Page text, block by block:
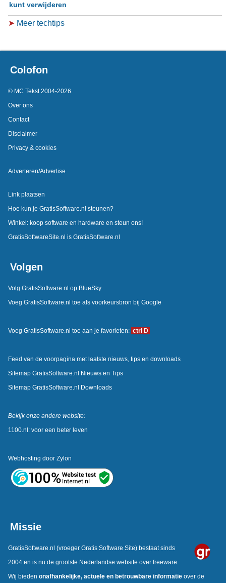
kunt verwijderen
➤ Meer techtips
Colofon
© MC Tekst 2004-2026
Over ons
Contact
Disclaimer
Privacy & cookies
Adverteren/Advertise
Link plaatsen
Hoe kun je GratisSoftware.nl steunen?
Winkel: koop software en hardware en steun ons!
GratisSoftwareSite.nl is GratisSoftware.nl
Volgen
Volg GratisSoftware.nl op BlueSky
Voeg GratisSoftware.nl toe als voorkeursbron bij Google
Voeg GratisSoftware.nl toe aan je favorieten: ctrl D
Feed van de voorpagina met laatste nieuws, tips en downloads
Sitemap GratisSoftware.nl Nieuws en Tips
Sitemap GratisSoftware.nl Downloads
Bekijk onze andere website:
1100.nl: voor een beter leven
Webhosting door Zylon
Missie
GratisSoftware.nl (vroeger Gratis Software Site) bestaat sinds
2004 en is nu de grootste Nederlandse website over freeware.
Wij bieden onafhankelijke, actuele en betrouwbare informatieover de